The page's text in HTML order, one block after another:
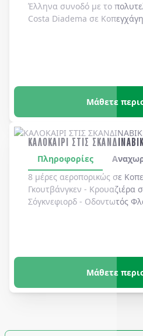
Έλληνα συνοδό με το
Costa Diadema σε Κοπεγχάγη
Μάθετε
ΚΑΛΟΚΑΙΡΙ ΣΤΙΣ
Πληροφορίες
8 μέρες αεροπορικώς σε
Γκουτβάνγκεν -
Σόγκνεφιορδ - Οδοντωτός
Στοκχόλμη. Διαμονή σε
Μάθετε